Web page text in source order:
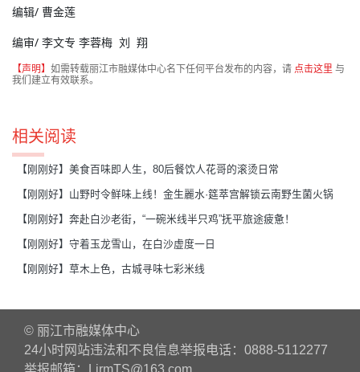
编辑/ 曹金莲
编审/ 李文专 李蓉梅 刘 翔
【声明】 如需转载丽江市融媒体中心名下任何平台发布的内容，请 点击这里 与
我们建立有效联系。
相关阅读
【刚刚好】美食百味即人生，80后餐饮人花哥的滚烫日常
【刚刚好】山野时令鲜味上线！金生麗水·筵萃宫解锁云南野生菌火锅
【刚刚好】奔赴白沙老街，“一碗米线半只鸡”抚平旅途疲惫！
【刚刚好】守着玉龙雪山，在白沙虚度一日
【刚刚好】草木上色，古城寻味七彩米线
© 丽江市融媒体中心
24小时网站违法和不良信息举报电话：0888-5112277
举报邮箱：LjrmTS@163.com